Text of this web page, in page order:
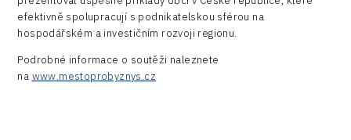
efektivně spolupracují s podnikatelskou sférou na
hospodářském a investičním rozvoji regionu.
Podrobné informace o soutěži naleznete
na www.mestoprobyznys.cz